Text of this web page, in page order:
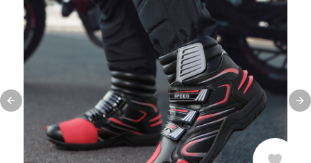
Previous slide